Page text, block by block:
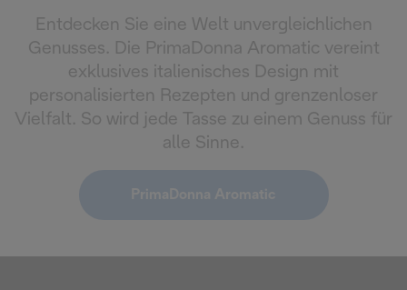
Entdecken Sie eine Welt unvergleichlichen
Genusses. Die PrimaDonna Aromatic vereint
exklusives italienisches Design mit
personalisierten Rezepten und grenzenloser
Vielfalt. So wird jede Tasse zu einem Genuss für
alle Sinne.